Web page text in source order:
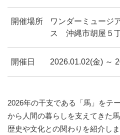
開催場所
ワンダーミュージ
ス 沖縄市胡屋５丁
開催日 2026.01.02(金) ～
2026年の干支である「馬」をテ
から人間の暮らしを支えてきた
歴史や文化との関わりを紹介し